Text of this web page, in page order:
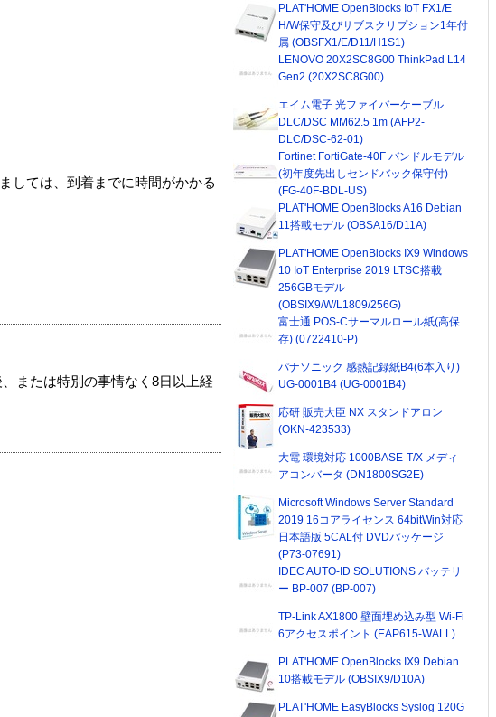
しては、到着までに時間がかかる
または特別の事情なく8日以上経
PLAT'HOME OpenBlocks IoT FX1/E
H/W保守及びサブスクリプション1年付
属 (OBSFX1/E/D11/H1S1)
LENOVO 20X2SC8G00 ThinkPad L14
Gen2 (20X2SC8G00)
エイム電子 光ファイバーケーブル
DLC/DSC MM62.5 1m (AFP2-
DLC/DSC-62-01)
Fortinet FortiGate-40F バンドルモデル
(初年度先出しセンドバック保守付)
(FG-40F-BDL-US)
PLAT'HOME OpenBlocks A16 Debian
11搭載モデル (OBSA16/D11A)
PLAT'HOME OpenBlocks IX9 Windows
10 IoT Enterprise 2019 LTSC搭載
256GBモデル
(OBSIX9/W/L1809/256G)
富士通 POS-Cサーマルロール紙(高保
存) (0722410-P)
パナソニック 感熱記録紙B4(6本入り)
UG-0001B4 (UG-0001B4)
応研 販売大臣 NX スタンドアロン
(OKN-423533)
大電 環境対応 1000BASE-T/X メディ
アコンバータ (DN1800SG2E)
Microsoft Windows Server Standard
2019 16コアライセンス 64bitWin対応
日本語版 5CAL付 DVDパッケージ
(P73-07691)
IDEC AUTO-ID SOLUTIONS バッテリ
ー BP-007 (BP-007)
TP-Link AX1800 壁面埋め込み型 Wi-Fi
6アクセスポイント (EAP615-WALL)
PLAT'HOME OpenBlocks IX9 Debian
10搭載モデル (OBSIX9/D10A)
PLAT'HOME EasyBlocks Syslog 120G